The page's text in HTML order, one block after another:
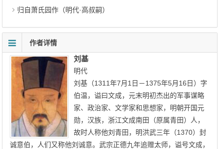
归自萧氏园作（明代·高叔嗣）
作者详情
刘基
明代
刘基（1311年7月1日－1375年5月16日）字
伯温，谥曰文成，元末明初杰出的军事谋略
家、政治家、文学家和思想家，明朝开国元
勋，汉族，浙江文成南田（原属青田）人，
故时人称他刘青田，明洪武三年（1370）封
诚意伯，人们又称他刘诚意。武宗正德九年追赠太师，谥号文成，